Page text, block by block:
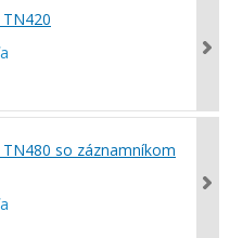
so záznamníkom